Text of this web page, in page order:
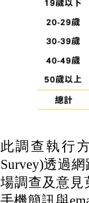
此調查執行
Survey)透過
場調查及意見